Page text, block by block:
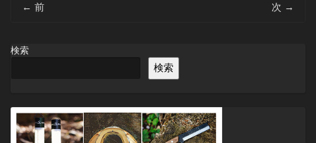
ビ
ゲ
← 前 次 →
検索
検索